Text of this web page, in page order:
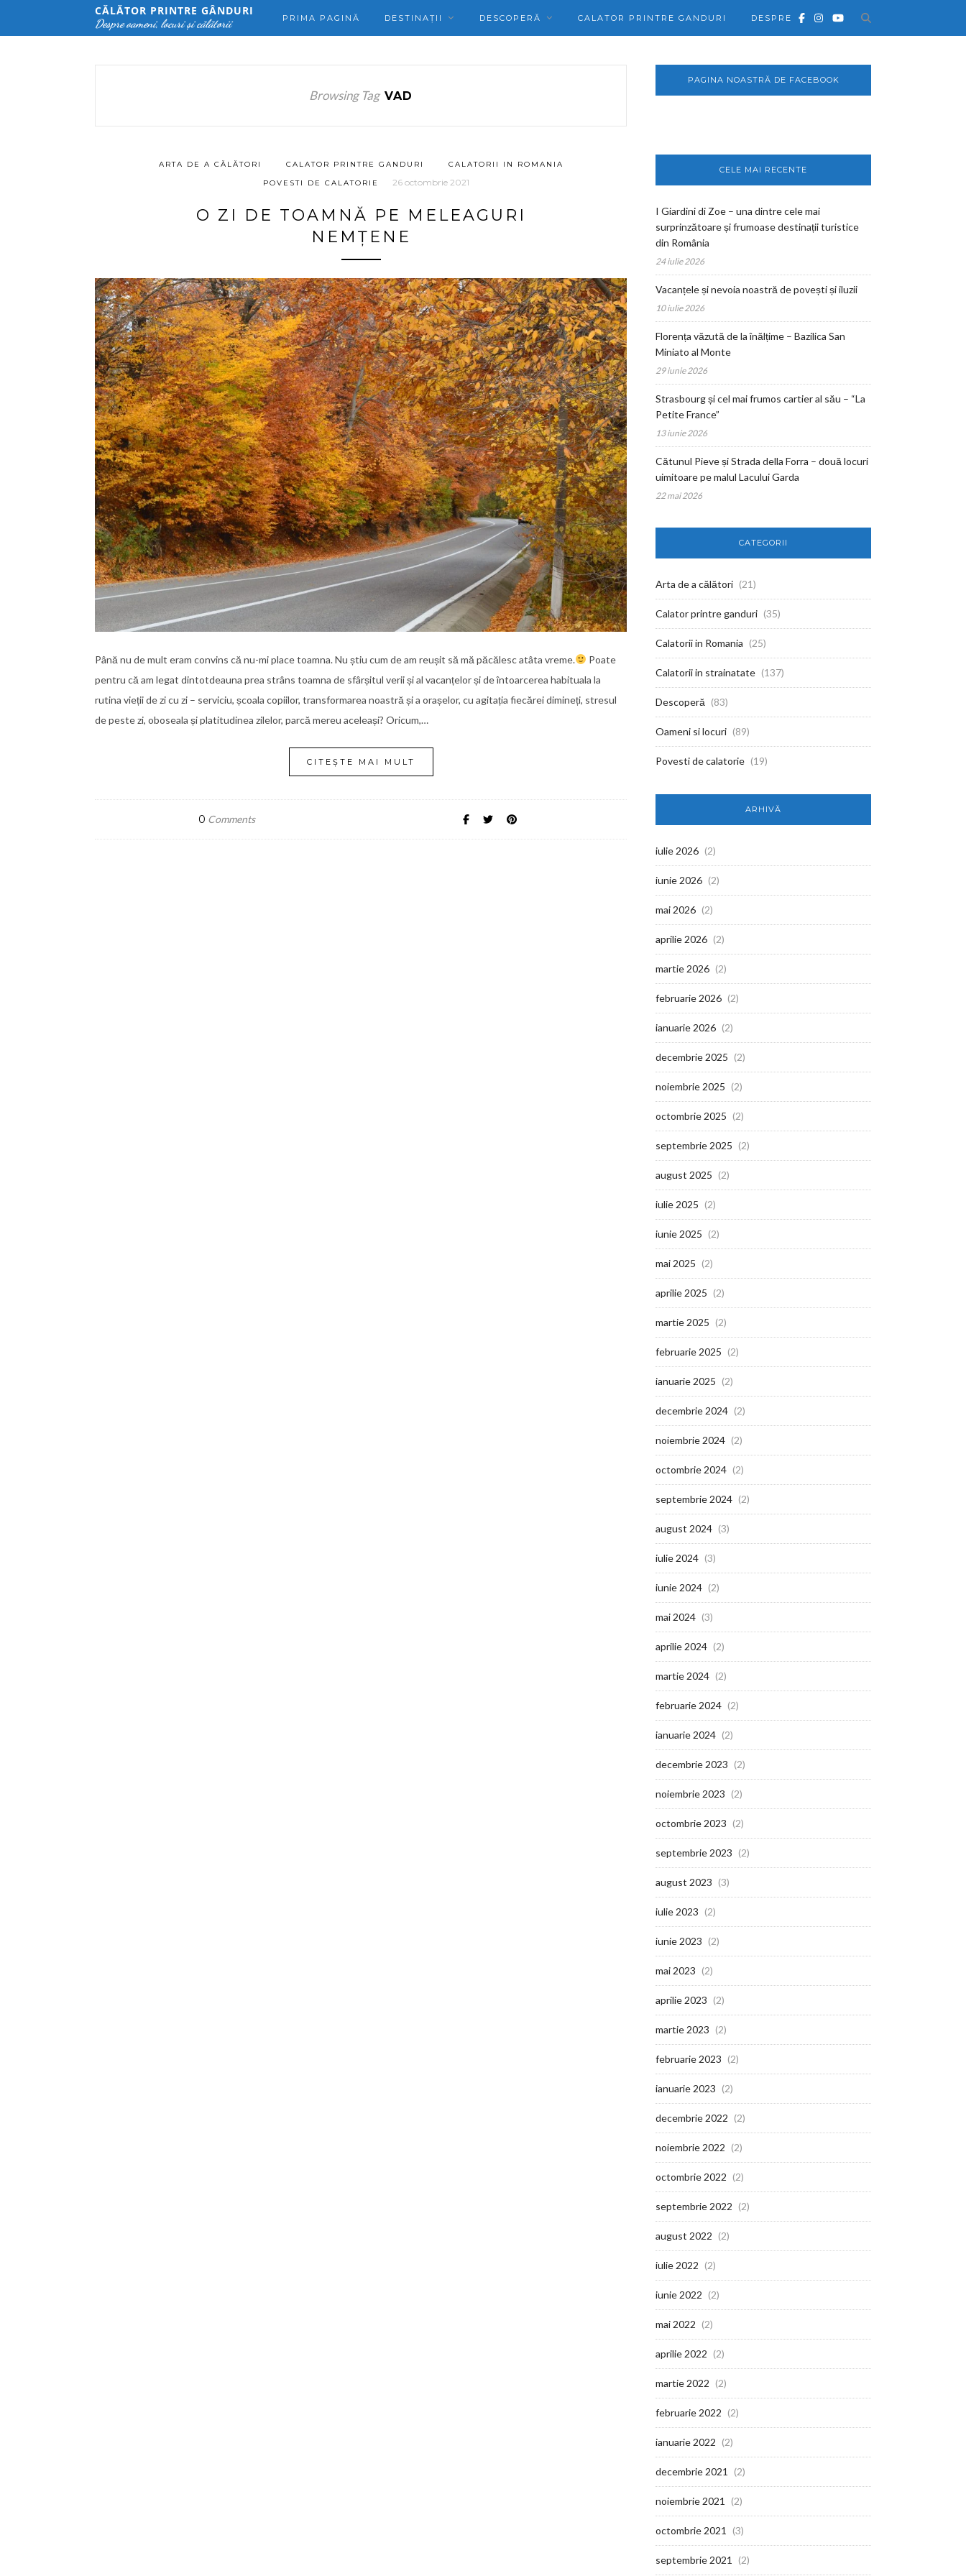
CĂLĂTOR PRINTRE GÂNDURI
Despre oameni, locuri și călătorii
PRIMA PAGINĂ DESTINAȚII DESCOPERĂ CALATOR PRINTRE GANDURI DESPRE
Browsing Tag VAD
ARTA DE A CĂLĂTORI CALATOR PRINTRE GANDURI
CALATORII IN ROMANIA
POVESTI DE CALATORIE
26 octombrie 2021
O ZI DE TOAMNĂ PE MELEAGURI
NEMȚENE
Până nu de mult eram convins că nu-mi place toamna. Nu știu cum de am reușit să mă păcălesc atâta vreme.
Poate
pentru că am legat dintotdeauna prea strâns toamna de sfârșitul verii și al vacanțelor și de întoarcerea habituala la
rutina vieții de zi cu zi – serviciu, școala copiilor, transformarea noastră și a orașelor, cu agitația fiecărei dimineți, stresul
de peste zi, oboseala și platitudinea zilelor, parcă mereu aceleași? Oricum,…
CITEȘTE MAI MULT
0 Comments
PAGINA NOASTRĂ DE FACEBOOK
CELE MAI RECENTE
I Giardini di Zoe – una dintre cele mai
surprinzătoare și frumoase destinații turistice
din România
24 iulie 2026
Vacanțele și nevoia noastră de povești și iluzii
10 iulie 2026
Florența văzută de la înălțime – Bazilica San
Miniato al Monte
29 iunie 2026
Strasbourg și cel mai frumos cartier al său – “La
Petite France”
13 iunie 2026
Cătunul Pieve și Strada della Forra – două locuri
uimitoare pe malul Lacului Garda
22 mai 2026
CATEGORII
Arta de a călători (21)
Calator printre ganduri (35)
Calatorii in Romania (25)
Calatorii in strainatate (137)
Descoperă (83)
Oameni si locuri (89)
Povesti de calatorie (19)
ARHIVĂ
iulie 2026 (2)
iunie 2026 (2)
mai 2026 (2)
aprilie 2026 (2)
martie 2026 (2)
februarie 2026 (2)
ianuarie 2026 (2)
decembrie 2025 (2)
noiembrie 2025 (2)
octombrie 2025 (2)
septembrie 2025 (2)
august 2025 (2)
iulie 2025 (2)
iunie 2025 (2)
mai 2025 (2)
aprilie 2025 (2)
martie 2025 (2)
februarie 2025 (2)
ianuarie 2025 (2)
decembrie 2024 (2)
noiembrie 2024 (2)
octombrie 2024 (2)
septembrie 2024 (2)
august 2024 (3)
iulie 2024 (3)
iunie 2024 (2)
mai 2024 (3)
aprilie 2024 (2)
martie 2024 (2)
februarie 2024 (2)
ianuarie 2024 (2)
decembrie 2023 (2)
noiembrie 2023 (2)
octombrie 2023 (2)
septembrie 2023 (2)
august 2023 (3)
iulie 2023 (2)
iunie 2023 (2)
mai 2023 (2)
aprilie 2023 (2)
martie 2023 (2)
februarie 2023 (2)
ianuarie 2023 (2)
decembrie 2022 (2)
noiembrie 2022 (2)
octombrie 2022 (2)
septembrie 2022 (2)
august 2022 (2)
iulie 2022 (2)
iunie 2022 (2)
mai 2022 (2)
aprilie 2022 (2)
martie 2022 (2)
februarie 2022 (2)
ianuarie 2022 (2)
decembrie 2021 (2)
noiembrie 2021 (2)
octombrie 2021 (3)
septembrie 2021 (2)